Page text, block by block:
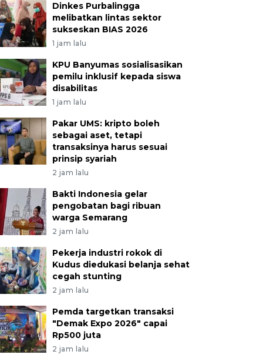
Dinkes Purbalingga
melibatkan lintas sektor
sukseskan BIAS 2026
1 jam lalu
KPU Banyumas sosialisasikan
pemilu inklusif kepada siswa
disabilitas
1 jam lalu
Pakar UMS: kripto boleh
sebagai aset, tetapi
transaksinya harus sesuai
prinsip syariah
2 jam lalu
Bakti Indonesia gelar
pengobatan bagi ribuan
warga Semarang
2 jam lalu
Pekerja industri rokok di
Kudus diedukasi belanja sehat
cegah stunting
2 jam lalu
Pemda targetkan transaksi
"Demak Expo 2026" capai
Rp500 juta
2 jam lalu